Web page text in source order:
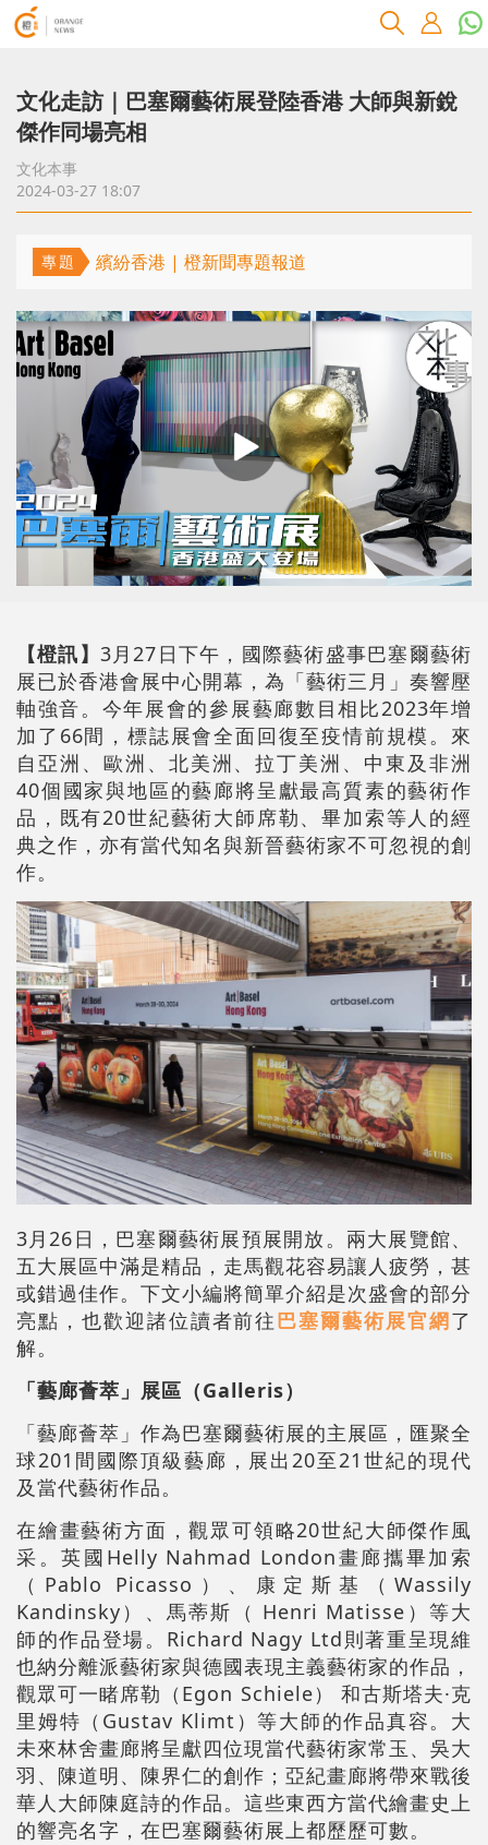
文化走訪｜巴塞爾藝術展登陸香港 大師與新銳
傑作同場亮相
文化本事
2024-03-27 18:07
專題 繽紛香港 | 橙新聞專題報道
【橙訊】 3月27日下午，國際藝術盛事巴塞爾藝術
展已於香港會展中心開幕，為「藝術三月」奏響壓
軸強音。今年展會的參展藝廊數目相比2023年增
加了66間，標誌展會全面回復至疫情前規模。來
自亞洲、歐洲、北美洲、拉丁美洲、中東及非洲
40個國家與地區的藝廊將呈獻最高質素的藝術作
品，既有20世紀藝術大師席勒、畢加索等人的經
典之作，亦有當代知名與新晉藝術家不可忽視的創
作。
3月26日，巴塞爾藝術展預展開放。兩大展覽館、
五大展區中滿是精品，走馬觀花容易讓人疲勞，甚
或錯過佳作。下文小編將簡單介紹是次盛會的部分
亮點，也歡迎諸位讀者前往巴塞爾藝術展官網了
解。
「藝廊薈萃」展區（Galleris）
「藝廊薈萃」作為巴塞爾藝術展的主展區，匯聚全
球201間國際頂級藝廊，展出20至21世紀的現代
及當代藝術作品。
在繪畫藝術方面，觀眾可領略20世紀大師傑作風
采。英國Helly Nahmad London畫廊攜畢加索
（Pablo Picasso）、康定斯基（Wassily
Kandinsky）、馬蒂斯（ Henri Matisse）等大
師的作品登場。Richard Nagy Ltd則著重呈現維
也納分離派藝術家與德國表現主義藝術家的作品，
觀眾可一睹席勒（Egon Schiele） 和古斯塔夫·克
里姆特（Gustav Klimt）等大師的作品真容。大
未來林舍畫廊將呈獻四位現當代藝術家常玉、吳大
羽、陳道明、陳界仁的創作；亞紀畫廊將帶來戰後
華人大師陳庭詩的作品。這些東西方當代繪畫史上
的響亮名字，在巴塞爾藝術展上都歷歷可數。